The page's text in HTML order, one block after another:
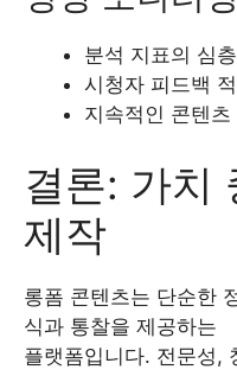
분석 지표의 심
시청자 피드백
지속적인 콘텐츠
결론: 가치
제작
롱폼 콘텐츠는 단순한
식과 통찰을 제공하는
플랫폼입니다. 전문성,